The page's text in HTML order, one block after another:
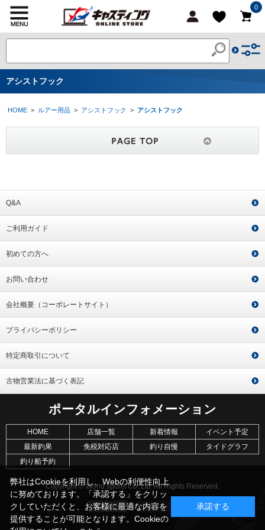
0
アシストフック
HOME > ルアー用品 > アシストフック > アシストフック
Q&A
ご利用ガイド
初めての方へ
お問い合わせ
会社概要（コーポレートサイト）
プライバシーポリシー
特定商取引について
古物営業法に基づく表記
ポータルインフォメーション
HOME 店舗一覧 新着情報
イベント予定
最新釣果
免税対応店 釣り自慢
タイドグラフ
釣り船予約
Copyright © World sports Co.,Ltd. All Rights Reserved.
弊社はCookieを利用し、Webの利便性向上
に努めております。「承認する」をクリッ
クしていただくと、お客様に最適な内容を
提供することが可能となります。Cookieの
承諾する